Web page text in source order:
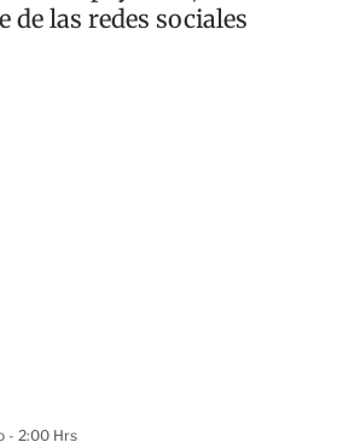
de las redes sociales
- 2:00 Hrs